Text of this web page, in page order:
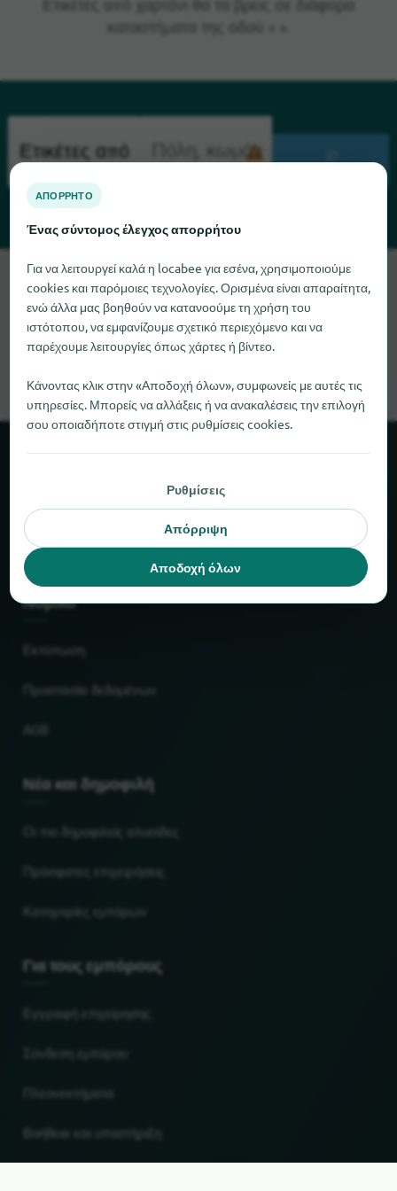
Λυπούμαστε, δεν μπορούμε να βρούμε το Ετικέτες από
χαρτόνι αυτή τη στιγμή. Αν γνωρίζετε πού μπορείτε να βρείτε
το Ετικέτες από χαρτόνι, θα χαρούμε πολύ αν μας
ενημερώσετε.
Στοιχεία και αριθμοί
Συνεργάτες
Νομικό
Εκτύπωση
Προστασία δεδομένων
Νέα και δημοφιλή
Οι πιο δημοφιλείς αλυσίδες
Πρόσφατες επιχειρήσεις
Κατηγορίες εμπόρων
Για τους εμπόρους
Εγγραφή επιχείρησης
Πλεονεκτήματα
Βοήθεια και υποστήριξη
ΑΠΌΡΡΗΤΟ
Ένας σύντομος έλεγχος απορρήτου
Για να λειτουργεί καλά η locabee για εσένα, χρησιμοποιούμε
cookies και παρόμοιες τεχνολογίες. Ορισμένα είναι απαραίτητα,
ενώ άλλα μας βοηθούν να κατανοούμε τη χρήση του
ιστότοπου, να εμφανίζουμε σχετικό περιεχόμενο και να
παρέχουμε λειτουργίες όπως χάρτες ή βίντεο.
Κάνοντας κλικ στην «Αποδοχή όλων», συμφωνείς με αυτές τις
υπηρεσίες. Μπορείς να αλλάξεις ή να ανακαλέσεις την επιλογή
σου οποιαδήποτε στιγμή στις ρυθμίσεις cookies.
Ρυθμίσεις
Απόρριψη
Αποδοχή όλων